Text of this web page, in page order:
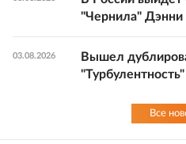
"Чернила" Дэнни
03.08.2026
Вышел
Все